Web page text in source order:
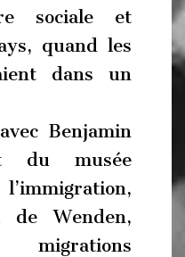
sociale et
quand les
dans un
Benjamin
du musée
de Wenden,
migrations